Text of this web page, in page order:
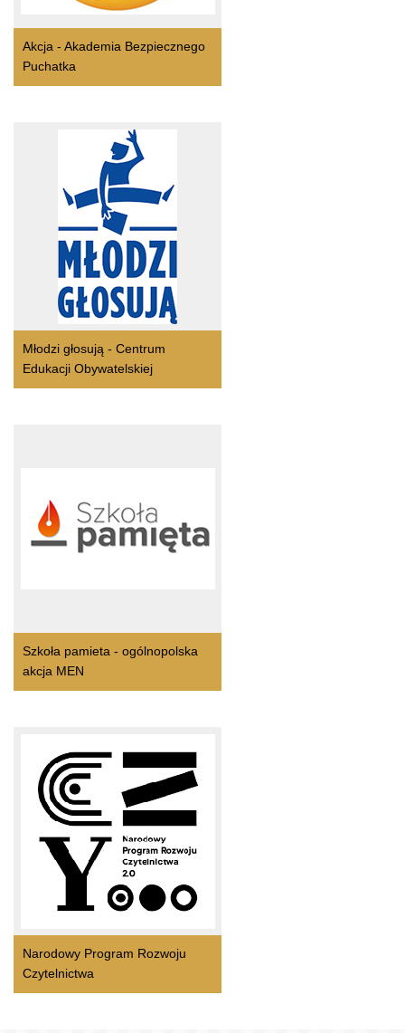
Akcja - Akademia Bezpiecznego
Puchatka
Młodzi głosują - Centrum
Edukacji Obywatelskiej
Szkoła pamieta - ogólnopolska
akcja MEN
Narodowy Program Rozwoju
Czytelnictwa